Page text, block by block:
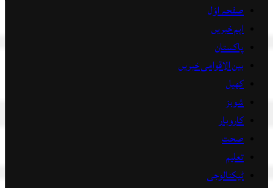
صفحہ اوّل
اہم خبریں
پاکستان
بین الاقوامی خبریں
کھیل
شوبز
کاروبار
صحت
تعلیم
ٹیکنالوجی